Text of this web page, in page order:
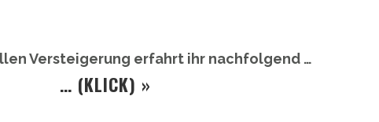
Versteigerung erfahrt ihr nachfolgend …
… (KLICK) »